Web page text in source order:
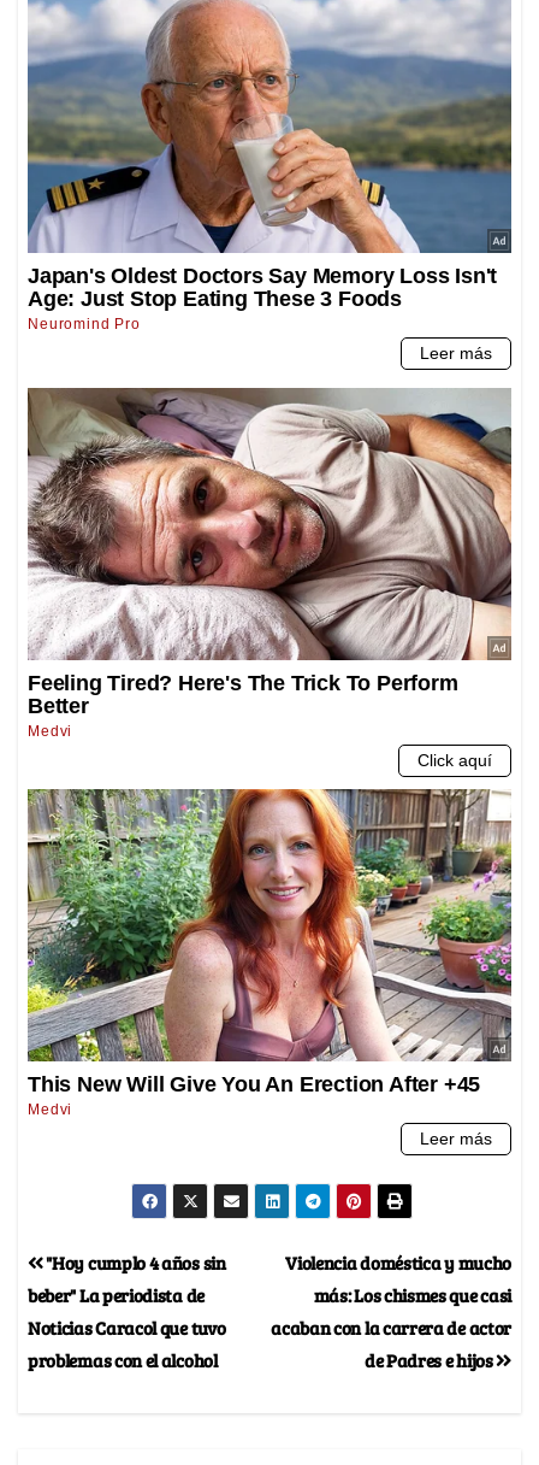
Violencia doméstica y mucho
más: Los chismes que casi
acaban con la carrera de actor
de Padres e hijos
"Hoy cumplo 4 años sin
beber" La periodista de
Noticias Caracol que tuvo
problemas con el alcohol